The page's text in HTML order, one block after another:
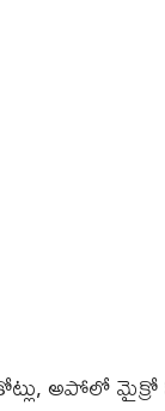
అపోలో మైక్రో